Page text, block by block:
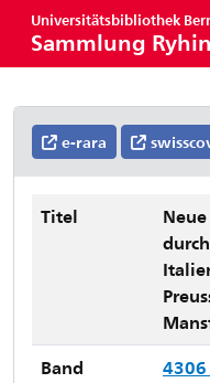
Universitätsbibliothek
Sammlung
e-rara
Titel
Band
4306